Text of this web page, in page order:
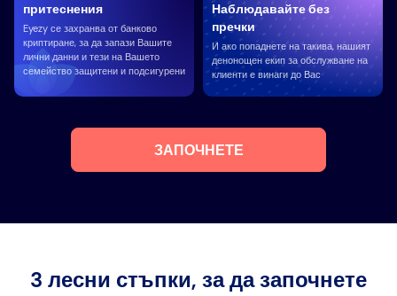
притеснения
Eyezy се захранва от банково
криптиране, за да запази Вашите
лични данни и тези на Вашето
семейство защитени и подсигурени
Наблюдавайте без
пречки
И ако попаднете на такива, нашият
денонощен екип за обслужване на
клиенти е винаги до Вас
ЗАПОЧНЕТЕ
3 лесни стъпки, за да започнете